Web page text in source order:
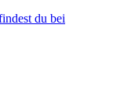
du bei